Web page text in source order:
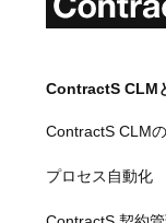
ContractS CLM
ContractS CLM
プロセス自動化